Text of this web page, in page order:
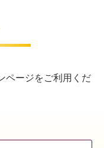
ページをご利用くだ